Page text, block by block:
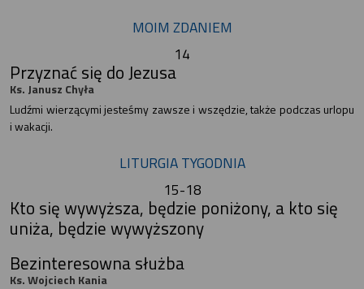
MOIM ZDANIEM
14
Przyznać się do Jezusa
Ks. Janusz Chyła
Ludźmi wierzącymi jesteśmy zawsze i wszędzie, także podczas urlopu
i wakacji.
LITURGIA TYGODNIA
15-18
Kto się wywyższa, będzie poniżony, a kto się
uniża, będzie wywyższony
Bezinteresowna służba
Ks. Wojciech Kania